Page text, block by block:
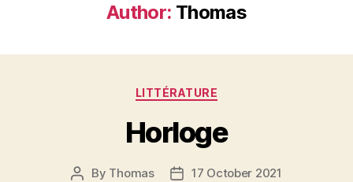
Author: Thomas
Categories
LITTÉRATURE
Horloge
Post
By Thomas
Post17 October 2021